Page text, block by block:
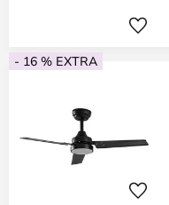
- 16 % EXTRA